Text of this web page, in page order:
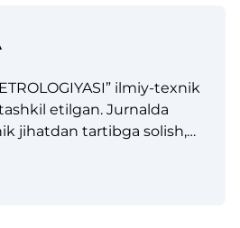
ilmiy-texnik
etilgan. Jurnalda
jihatdan tartibga solish,
kamchiliklar,